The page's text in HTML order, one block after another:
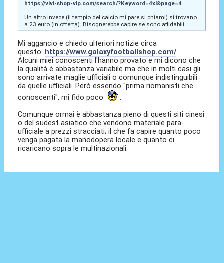
https://vivi-shop-vip.com/search/?Keyword=4xl&page=4
Un altro invece (il tempio del calcio mi pare si chiami) si trovano
a 23 euro (in offerta). Bisognerebbe capire se sono affidabili.
Mi aggancio e chiedo ulteriori notizie circa
questo: https://www.galaxyfootballshop.com/
Alcuni miei conoscenti l'hanno provato e mi dicono che
la qualità è abbastanza variabile ma che in molti casi gli
sono arrivate maglie ufficiali o comunque indistinguibili
da quelle ufficiali. Però essendo "prima riomanisti che
conoscenti", mi fido poco
.
Comunque ormai è abbastanza pieno di questi siti cinesi
o del sudest asiatico che vendono materiale para-
ufficiale a prezzi stracciati; il che fa capire quanto poco
venga pagata la manodopera locale e quanto ci
ricaricano sopra le multinazionali.